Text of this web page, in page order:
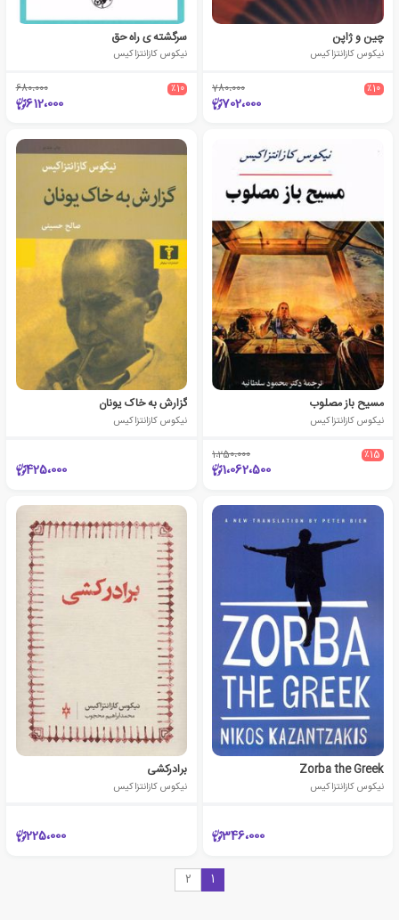
چین و ژاپن
نیکوس کازانتزاکیس
٪10 780،000
702،000
سرگشته ی راه حق
نیکوس کازانتزاکیس
٪10 680،000
612،000
مسیح باز مصلوب
نیکوس کازانتزاکیس
٪15 1،250،000
1،062،500
گزارش به خاک یونان
نیکوس کازانتزاکیس
425،000
Zorba the Greek
نیکوس کازانتزاکیس
346،000
برادرکشی
نیکوس کازانتزاکیس
225،000
1
2